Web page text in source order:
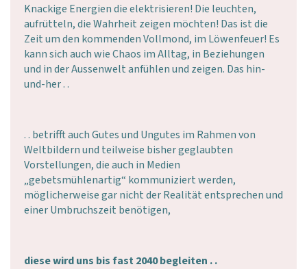
Knackige Energien die elektrisieren! Die leuchten,
aufrütteln, die Wahrheit zeigen möchten! Das ist die
Zeit um den kommenden Vollmond, im Löwenfeuer! Es
kann sich auch wie Chaos im Alltag, in Beziehungen
und in der Aussenwelt anfühlen und zeigen. Das hin-
und-her . .
. . betrifft auch Gutes und Ungutes im Rahmen von
Weltbildern und teilweise bisher geglaubten
Vorstellungen, die auch in Medien
„gebetsmühlenartig“ kommuniziert werden,
möglicherweise gar nicht der Realität entsprechen und
einer Umbruchszeit benötigen,
diese wird uns bis fast 2040 begleiten . .